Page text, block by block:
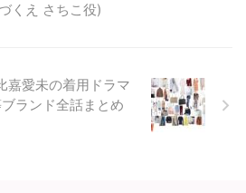
くえ さちこ役)
嘉愛未の着用ドラマ
ランド全話まとめ